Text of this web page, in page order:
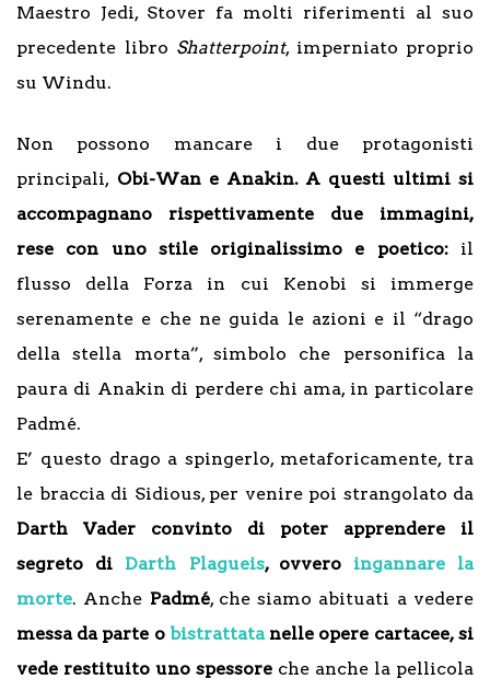
Maestro Jedi, Stover fa molti riferimenti al suo
precedente libro Shatterpoint, imperniato proprio
su Windu.
Non possono mancare i due protagonisti
principali, Obi-Wan e Anakin. A questi ultimi si
accompagnano rispettivamente due immagini,
rese con uno stile originalissimo e poetico: il
flusso della Forza in cui Kenobi si immerge
serenamente e che ne guida le azioni e il “drago
della stella morta”, simbolo che personifica la
paura di Anakin di perdere chi ama, in particolare
Padmé.
E’ questo drago a spingerlo, metaforicamente, tra
le braccia di Sidious, per venire poi strangolato da
Darth Vader convinto di poter apprendere il
segreto di Darth Plagueis, ovvero ingannare la
morte. Anche Padmé, che siamo abituati a vedere
messa da parte o bistrattatanelle opere cartacee, si
vede restituito uno spessore che anche la pellicola